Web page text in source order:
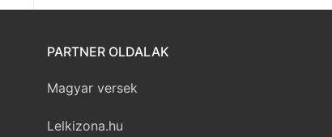
PARTNER OLDALAK
Magyar versek
Lelkizona.hu